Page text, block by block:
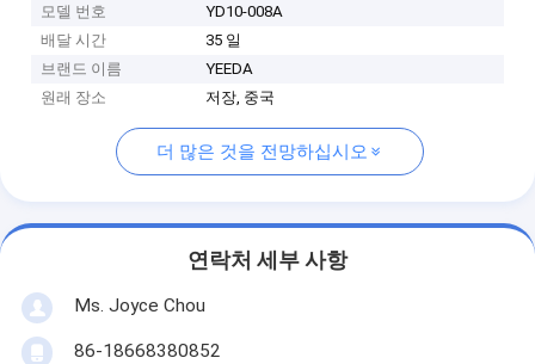
모델 번호
YD10-008A
배달 시간
35 일
브랜드 이름
YEEDA
원래 장소
저장, 중국
더 많은 것을 전망하십시오
연락처 세부 사항
Ms. Joyce Chou
86-18668380852